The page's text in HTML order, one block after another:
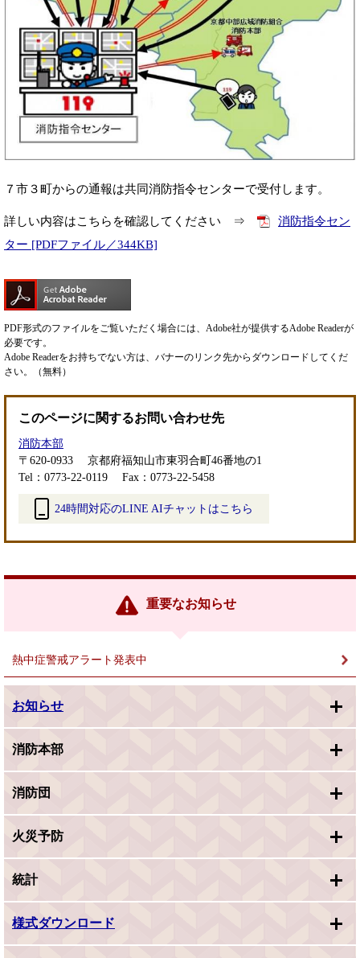
７市３町からの通報は共同消防指令センターで受付します。
詳しい内容はこちらを確認してください ⇒
消防指令セン
ター [PDFファイル／344KB]
PDF形式のファイルをご覧いただく場合には、Adobe社が提供するAdobe Readerが
必要です。
Adobe Readerをお持ちでない方は、バナーのリンク先からダウンロードしてくだ
さい。（無料）
このページに関するお問い合わせ先
消防本部
〒620-0933
京都府福知山市東羽合町46番地の1
Tel：0773-22-0119
Fax：0773-22-5458
24時間対応のLINE AIチャットはこちら
リ
重要なお知らせ
熱中症警戒アラート発表中
お知らせ
消防本部
消防団
火災予防
統計
様式ダウンロード